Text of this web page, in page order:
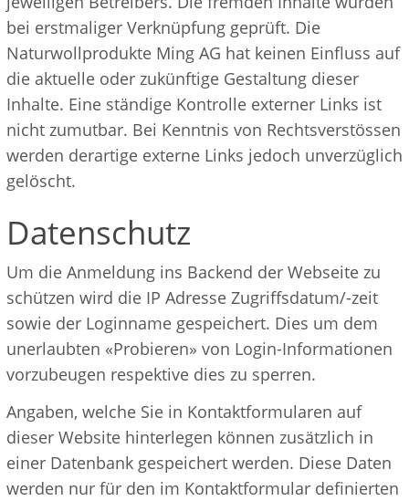
bei erstmaliger Verknüpfung geprüft. Die
Naturwollprodukte Ming AG hat keinen Einfluss auf
die aktuelle oder zukünftige Gestaltung dieser
Inhalte. Eine ständige Kontrolle externer Links ist
nicht zumutbar. Bei Kenntnis von Rechtsverstössen
werden derartige externe Links jedoch unverzüglich
gelöscht.
Datenschutz
Um die Anmeldung ins Backend der Webseite zu
schützen wird die IP Adresse Zugriffsdatum/-zeit
sowie der Loginname gespeichert. Dies um dem
unerlaubten «Probieren» von Login-Informationen
vorzubeugen respektive dies zu sperren.
Angaben, welche Sie in Kontaktformularen auf
dieser Website hinterlegen können zusätzlich in
einer Datenbank gespeichert werden. Diese Daten
werden nur für den im Kontaktformular definierten